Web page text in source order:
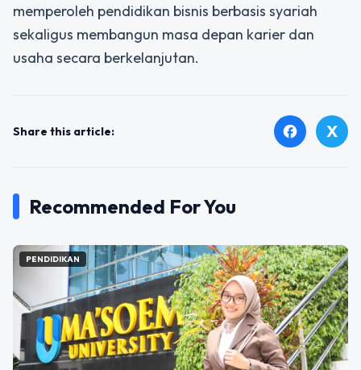
memperoleh pendidikan bisnis berbasis syariah
sekaligus membangun masa depan karier dan
usaha secara berkelanjutan.
Share this article: facebook X
Recommended For You
PENDIDIKAN